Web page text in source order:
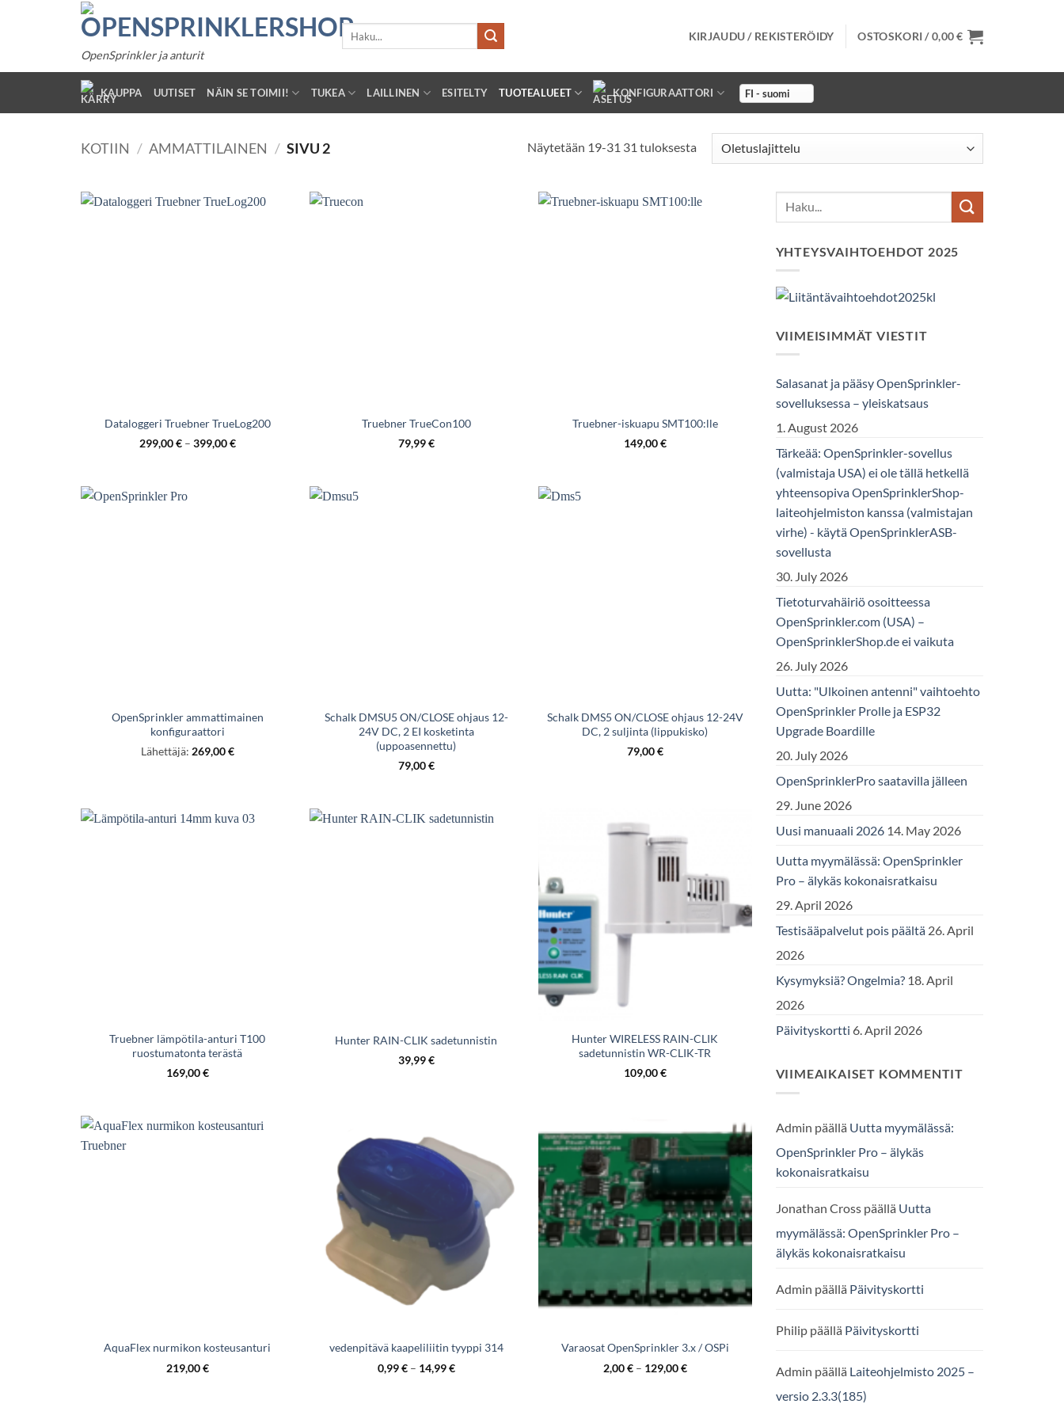
OpenSprinkler ja anturit
KIRJAUDU / REKISTERÖIDY OSTOSKORI /0,00€
KAUPPA UUTISET NÄIN SE TOIMII! TUKEA LAILLINEN ESITELTY TUOTEALUEET KONFIGURAATTORI
KOTIIN / AMMATTILAINEN / SIVU 2 Näytetään 19-31 31 tuloksesta
Dataloggeri Truebner TrueLog200
299,00€– 399,00€
Truebner TrueCon100
79,99€
Truebner-iskuapu SMT100:lle
149,00€
OpenSprinkler ammattimainen
konfiguraattori
Lähettäjä: 269,00€
Schalk DMSU5 ON/CLOSE ohjaus 12-
24V DC, 2 EI kosketinta
(uppoasennettu)
79,00€
Schalk DMS5 ON/CLOSE ohjaus 12-24V
DC, 2 suljinta (lippukisko)
79,00€
Truebner lämpötila-anturi T100
ruostumatonta terästä
169,00€
Hunter RAIN-CLIK sadetunnistin
39,99€
Hunter WIRELESS RAIN-CLIK
sadetunnistin WR-CLIK-TR
109,00€
AquaFlex nurmikon kosteusanturi
219,00€
vedenpitävä kaapeliliitin tyyppi 314
0,99€– 14,99€
Varaosat OpenSprinkler 3.x / OSPi
2,00€– 129,00€
YHTEYSVAIHTOEHDOT 2025
VIIMEISIMMÄT VIESTIT
Salasanat ja pääsy OpenSprinkler-
sovelluksessa – yleiskatsaus
1. August 2026
Tärkeää: OpenSprinkler-sovellus
(valmistaja USA) ei ole tällä hetkellä
yhteensopiva OpenSprinklerShop-
laiteohjelmiston kanssa (valmistajan
virhe) - käytä OpenSprinklerASB-
sovellusta
30. July 2026
Tietoturvahäiriö osoitteessa
OpenSprinkler.com (USA) –
OpenSprinklerShop.de ei vaikuta
26. July 2026
Uutta: "Ulkoinen antenni" vaihtoehto
OpenSprinkler Prolle ja ESP32
Upgrade Boardille
20. July 2026
OpenSprinklerPro saatavilla jälleen
29. June 2026
Uusi manuaali 2026 14. May 2026
Uutta myymälässä: OpenSprinkler
Pro – älykäs kokonaisratkaisu
29. April 2026
Testisääpalvelut pois päältä 26. April
2026
Kysymyksiä? Ongelmia? 18. April
2026
Päivityskortti 6. April 2026
VIIMEAIKAISET KOMMENTIT
Admin päällä Uutta myymälässä:
OpenSprinkler Pro – älykäs
kokonaisratkaisu
Jonathan Crosspäällä Uutta
myymälässä: OpenSprinkler Pro –
älykäs kokonaisratkaisu
Admin päällä Päivityskortti
Philippäällä Päivityskortti
Admin päällä Laiteohjelmisto 2025 –
versio 2.3.3(185)